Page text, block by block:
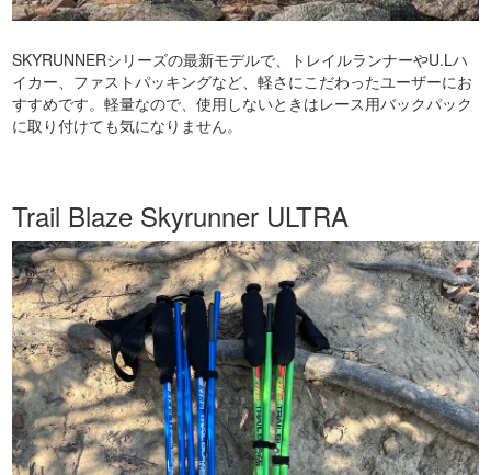
SKYRUNNERシリーズの最新モデルで、トレイルランナーやU.Lハ
イカー、ファストパッキングなど、軽さにこだわったユーザーにお
すすめです。軽量なので、使用しないときはレース用バックパック
に取り付けても気になりません。
Trail Blaze Skyrunner ULTRA